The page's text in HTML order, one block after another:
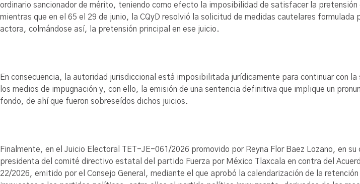
ordinario sancionador de mérito, teniendo como efecto la imposibilidad de satisfacer la pretensión
mientras que en el 65 el 29 de junio, la CQyD resolvió la solicitud de medidas cautelares formulada
actora, colmándose así, la pretensión principal en ese juicio.
En consecuencia, la autoridad jurisdiccional está imposibilitada jurídicamente para continuar con la
los medios de impugnación y, con ello, la emisión de una sentencia definitiva que implique un
fondo, de ahí que fueron sobreseídos dichos juicios.
Finalmente, en el Juicio Electoral TET-JE-061/2026 promovido por Reyna Flor Baez Lozano, en su
presidenta del comité directivo estatal del partido Fuerza por México Tlaxcala en contra del
22/2026, emitido por el Consejo General, mediante el que aprobó la calendarización de la